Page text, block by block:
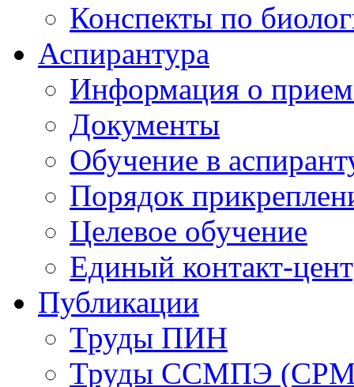
Конспекты по
Аспирантура
Информация о
Документы
Обучение в
Порядок
Целевое обучение
Единый контакт-
Публикации
Труды ПИН
Труды ССМПЭ